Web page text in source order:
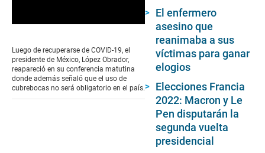
of
0
seconds
Luego de recuperarse de COVID-19, el
presidente de México, López Obrador,
reapareció en su conferencia matutina
donde además señaló que el uso de
cubrebocas no será obligatorio en el país.
El enfermero
asesino que
reanimaba a sus
víctimas para ganar
elogios
Elecciones Francia
2022: Macron y Le
Pen disputarán la
segunda vuelta
presidencial